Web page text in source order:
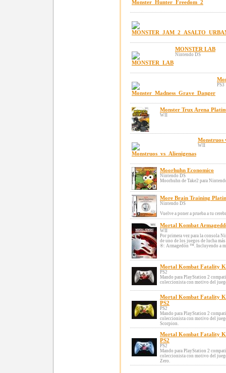
MONSTER LAB
Nintendo DS
PS3
Monster Trux Arena
WII
Monstruos
WII
Moorhuhn Economico
Nintendo DS
Moorhuhn de Take2 para
More Brain Training
Nintendo DS
Vuelve a poner a prueba a tu
Mortal Kombat
WII
Por primera vez para la consola
de uno de los juegos de lucha
®: Armagedón ™. Incluyendo a
Mortal Kombat Fatality
PS2
Mando para PlayStation 2
coleccionista con motivo del
Mortal Kombat Fatality
PS2
PS2
Mando para PlayStation 2
coleccionista con motivo del
Scorpion.
Mortal Kombat Fatality
PS2
PS2
Mando para PlayStation 2
coleccionista con motivo del
Zero.